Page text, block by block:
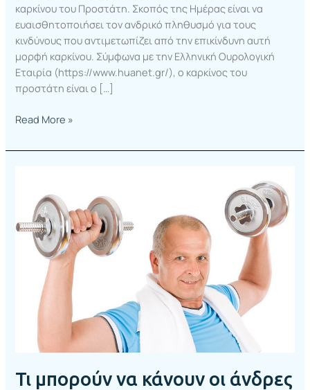
καρκίνου του Προστάτη. Σκοπός της Ημέρας είναι να
ευαισθητοποιήσει τον ανδρικό πληθυσμό για τους
κινδύνους που αντιμετωπίζει από την επικίνδυνη αυτή
μορφή καρκίνου. Σύμφωνα με την Ελληνική Ουρολογική
Εταιρία (https://www.huanet.gr/), ο καρκίνος του
προστάτη είναι ο […]
Read More »
Τι μπορούν να κάνουν οι άνδρες
κάνουν
άνδρες
προστασία
του…
τους